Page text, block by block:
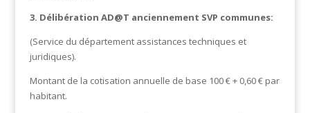
3. Délibération AD@T anciennement SVP communes:
(Service du département assistances techniques et
juridiques).
Montant de la cotisation annuelle de base 100 € + 0,60 € par
habitant.